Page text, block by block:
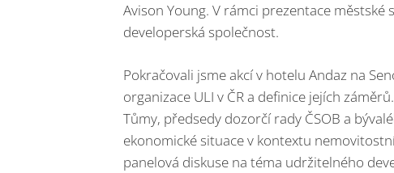
Avison Young. V rámci prezentace městské
developerská společnost.
Pokračovali jsme akcí v hotelu Andaz na
organizace ULI v ČR a definice jejích
Tůmy, předsedy dozorčí rady ČSOB a
ekonomické situace v kontextu
panelová diskuse na téma udržitelného